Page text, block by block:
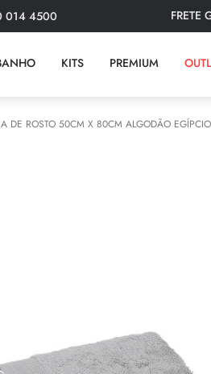
014 4500 FRETE
KITS PREMIUM
DE ROSTO 50CM X 80CM ALGODÃO